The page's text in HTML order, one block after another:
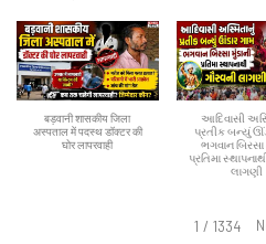
बड़वानी शासकीय जिला
अस्पताल में पदस्थ डॉक्टर की
घोर लापरवाही
આદિવાસી
પ્રતીક બન્યું
ભગવાન બિરસા
પ્રતિમા
લાગણી
1 / 1334